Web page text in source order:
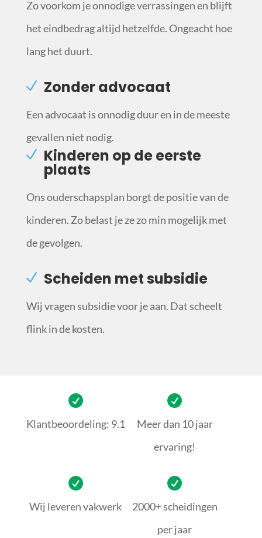
Zo voorkom je onnodige verrassingen en blijft
het eindbedrag altijd hetzelfde. Ongeacht hoe
lang het duurt.
Zonder advocaat
Een advocaat is onnodig duur en in de meeste
gevallen niet nodig.
Kinderen op de eerste
plaats
Ons ouderschapsplan borgt de positie van de
kinderen. Zo belast je ze zo min mogelijk met
de gevolgen.
Scheiden met subsidie
Wij vragen subsidie voor je aan. Dat scheelt
flink in de kosten.
Klantbeoordeling: 9.1
Meer dan 10 jaar
ervaring!
Wij leveren vakwerk
2000+ scheidingen
per jaar